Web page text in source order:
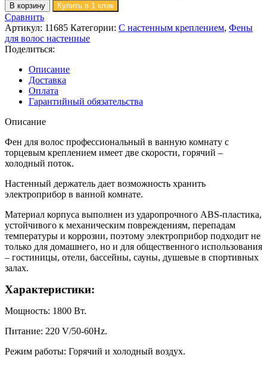
В корзину Купить в 1 клик
Сравнить
Артикул: 11685 Категории: С настенным креплением, Фены
для волос настенные
Поделиться:
Описание
Доставка
Оплата
Гарантийный обязательства
Описание
Фен для волос профессиональный в ванную комнату с
торцевым креплением имеет две скорости, горячий –
холодный поток.
Настенный держатель дает возможность хранить
электроприбор в ванной комнате.
Материал корпуса выполнен из ударопрочного ABS-пластика,
устойчивого к механическим повреждениям, перепадам
температуры и коррозии, поэтому электроприбор подходит не
только для домашнего, но и для общественного использования
– гостиницы, отели, бассейны, сауны, душевые в спортивных
залах.
Характеристики:
Мощность: 1800 Вт.
Питание: 220 V/50-60Hz.
Режим работы: Горячий и холодный воздух.